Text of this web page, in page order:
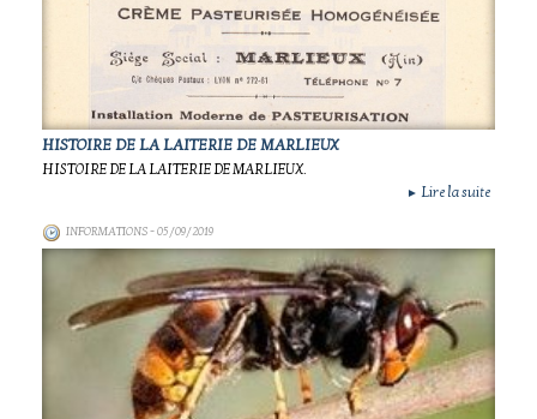
HISTOIRE DE LA LAITERIE DE MARLIEUX
HISTOIRE DE LA LAITERIE DE MARLIEUX.
► Lire la suite
INFORMATIONS- 05/09/2019